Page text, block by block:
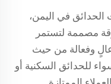
في اليمن،
مصممة لتستمر
وفعالة من حيث
للحدائق السكنية أو